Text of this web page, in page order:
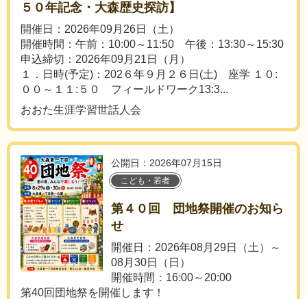
５０年記念・大森歴史探訪】
開催日：2026年09月26日（土）
開催時間：午前：10:00～11:50 午後：13:30～15:30
申込締切：2026年09月21日（月）
１．日時(予定)：202６年９月２６日(土) 座学 １０:
００～１１:５０ フィールドワーク13:3...
おおた生涯学習世話人会
公開日：2026年07月15日
こども・若者
第４０回 団地祭開催のお知ら
せ
開催日：2026年08月29日（土）～
08月30日（日）
開催時間：16:00～20:00
第40回団地祭を開催します！